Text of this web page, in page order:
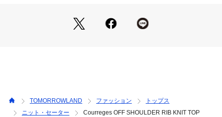
TOMORROWLAND ファッション
トップス
ニット・セーター
Courreges OFF SHOULDER RIB KNIT TOP